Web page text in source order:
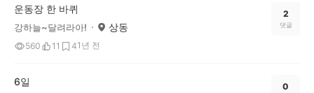
운동장 한 바퀴
강하늘~달려라아! 상동
560 11 41년 전
2
댓글
6일 0